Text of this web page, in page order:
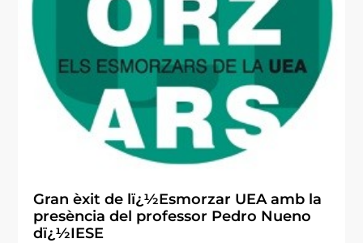
Gran èxit de lï¿½Esmorzar UEA amb la
presència del professor Pedro Nueno
dï¿½IESE